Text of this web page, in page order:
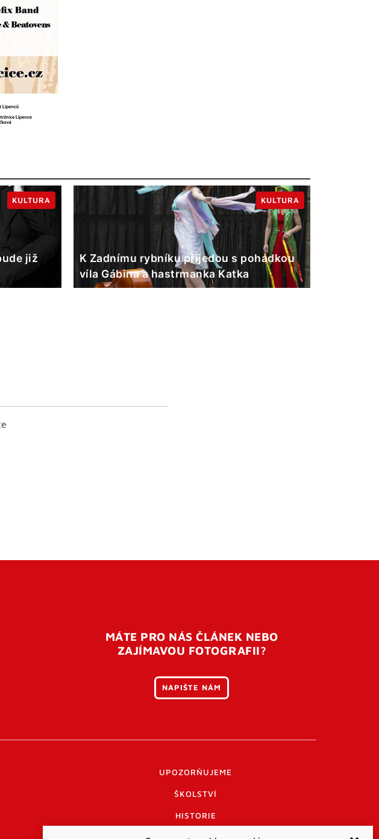
již
KULTURA
K Zadnímu rybníku přijedou s pohádkou
víla Gábina a hastrmanka Katka
KULTURA
MÁTE PRO NÁS ČLÁNEK NEBO
ZAJÍMAVOU FOTOGRAFII?
NAPIŠTE NÁM
UPOZORŇUJEME
ŠKOLSTVÍ
HISTORIE
PRAKTICKÉ INFORMACE